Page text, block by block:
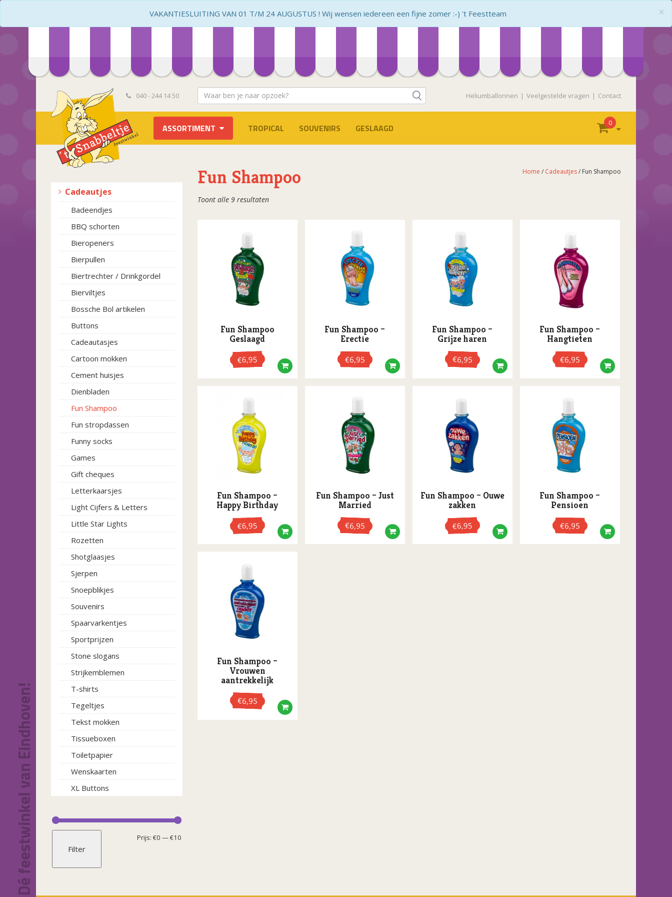
×
VAKANTIESLUITING VAN 01 T/M 24 AUGUSTUS ! Wij wensen iedereen een fijne zomer :-) 't Feestteam
040 - 244 14 50 Heliumballonnen Veelgestelde vragen Contact
ASSORTIMENT TROPICAL SOUVENIRS GESLAAGD 0
Cadeautjes
Badeendjes
BBQ schorten
Bieropeners
Bierpullen
Biertrechter / Drinkgordel
Bierviltjes
Bossche Bol artikelen
Buttons
Cadeautasjes
Cartoon mokken
Cement huisjes
Dienbladen
Fun Shampoo
Fun stropdassen
Funny socks
Games
Gift cheques
Letterkaarsjes
Light Cijfers & Letters
Little Star Lights
Rozetten
Shotglaasjes
Sjerpen
Snoepblikjes
Souvenirs
Spaarvarkentjes
Sportprijzen
Stone slogans
Strijkemblemen
T-shirts
Tegeltjes
Tekst mokken
Tissueboxen
Toiletpapier
Wenskaarten
XL Buttons
Filter
Prijs: €0 —€10
Home / Cadeautjes/ Fun Shampoo
Fun Shampoo
Toont alle 9 resultatenGesorteerd
populariteit
Fun Shampoo
Geslaagd
€6,95
Fun Shampoo –
Erectie
€6,95
Fun Shampoo –
Grijze haren
€6,95
Fun Shampoo –
Hangtieten
€6,95
Fun Shampoo –
Happy Birthday
€6,95
Fun Shampoo – Just
Married
€6,95
Fun Shampoo – Ouwe
zakken
€6,95
Fun Shampoo –
Pensioen
€6,95
Fun Shampoo –
Vrouwen
aantrekkelijk
€6,95
Dé feestwinkel van Eindhoven!